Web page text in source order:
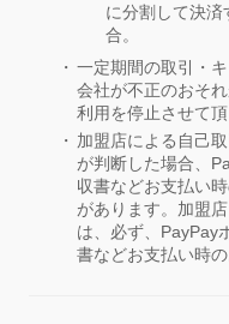
に分割して決
合。
一定期間の取引・
会社が不正のおそ
利用を停止させて
加盟店による自己
が判断した場合、
収書などお支払い
があります。加盟
は、必ず、PayPay
書などお支払い時